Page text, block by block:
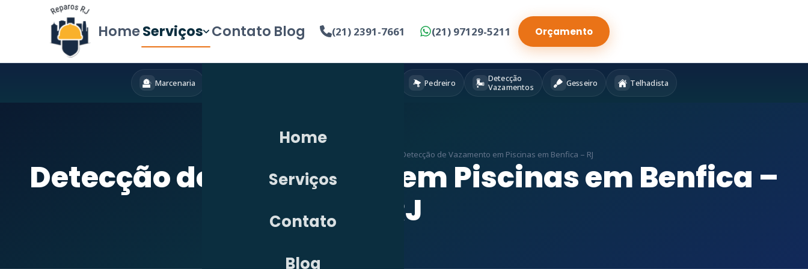
HomeServiços Contato Blog (21) 2391-7661 (21) 97129-5211 Orçamento
Home
Serviços
Contato
Blog
Marcenaria Pedreiro
Detecção
Vazamentos
Gesseiro Telhadista
Detecção de Vazamento em Piscinas em Benfica – RJ
Detecção de Vazamento em Piscinas em Benfica –
RJ